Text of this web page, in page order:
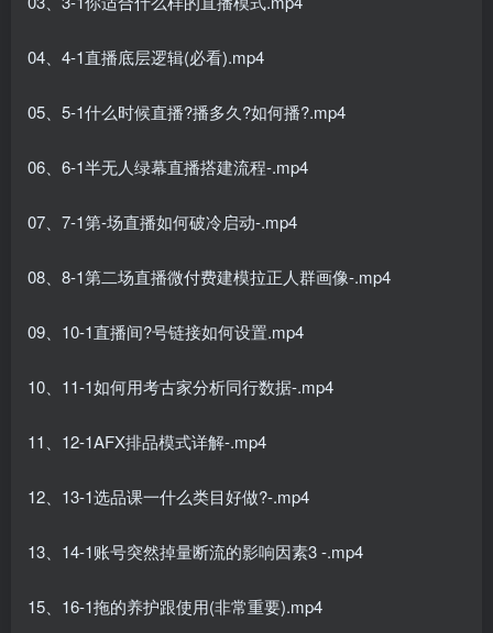
04、4-1直播底层逻辑(必看).mp4
05、5-1什么时候直播?播多久?如何播?.mp4
06、6-1半无人绿幕直播搭建流程-.mp4
07、7-1第-场直播如何破冷启动-.mp4
08、8-1第二场直播微付费建模拉正人群画像-.mp4
09、10-1直播间?号链接如何设置.mp4
10、11-1如何用考古家分析同行数据-.mp4
11、12-1AFX排品模式详解-.mp4
12、13-1选品课一什么类目好做?-.mp4
13、14-1账号突然掉量断流的影响因素3 -.mp4
15、16-1拖的养护跟使用(非常重要).mp4